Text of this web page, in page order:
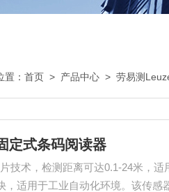
置： 首页 > 产品中心 > 劳易测
定式条码阅读器
技术，检测距离可达0.1-24米，适
适用于工业自动化环境。该传感